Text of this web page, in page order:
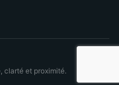
clarté et proximité.